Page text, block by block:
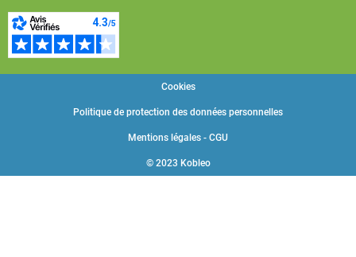
© 2023 Kobleo
Mentions légales - CGU
Politique de protection des données personnelles
Cookies